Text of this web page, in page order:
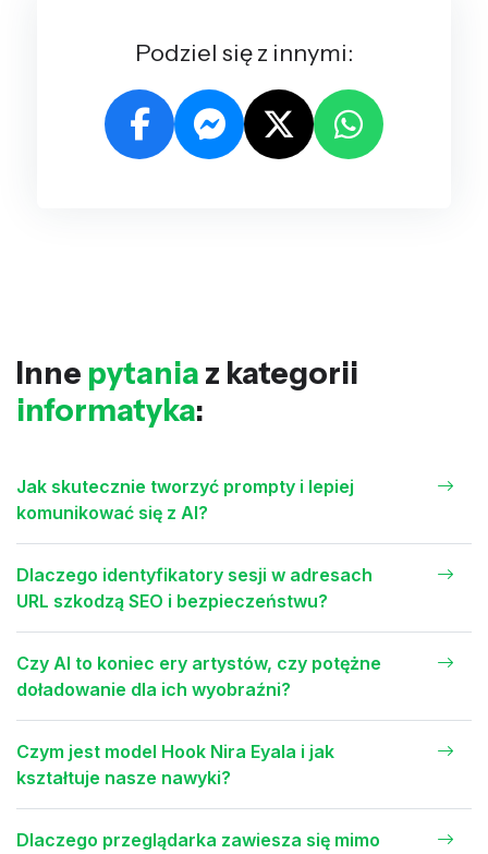
Podziel się z innymi:
Inne pytania z kategorii
informatyka:
Jak skutecznie tworzyć prompty i lepiej
komunikować się z AI?
Dlaczego identyfikatory sesji w adresach
URL szkodzą SEO i bezpieczeństwu?
Czy AI to koniec ery artystów, czy potężne
doładowanie dla ich wyobraźni?
Czym jest model Hook Nira Eyala i jak
kształtuje nasze nawyki?
Dlaczego przeglądarka zawiesza się mimo